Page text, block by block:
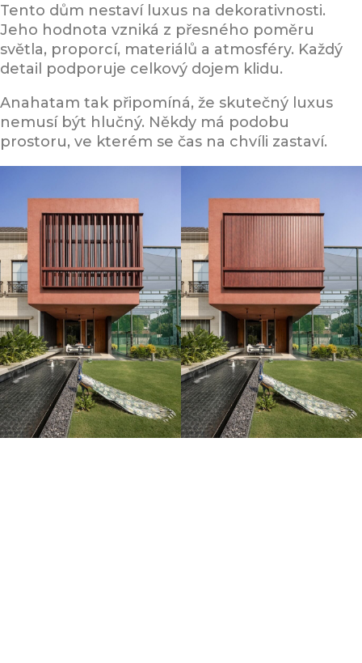
Tento dům nestaví luxus na dekorativnosti.
Jeho hodnota vzniká z přesného poměru
světla, proporcí, materiálů a atmosféry. Každý
detail podporuje celkový dojem klidu.
Anahatam tak připomíná, že skutečný luxus
nemusí být hlučný. Někdy má podobu
prostoru, ve kterém se čas na chvíli zastaví.